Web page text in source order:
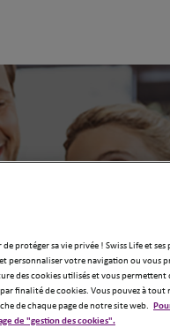
Life la
protéger sa vie privée ! Swiss Life et
personnaliser votre navigation ou vous
des cookies utilisés et vous
finalité de cookies. Vous pouvez à
de chaque page de notre site web.
de "gestion des cookies".